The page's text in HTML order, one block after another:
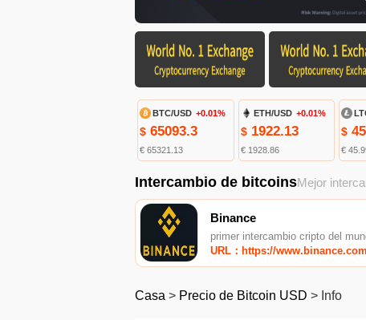
BTC/USD +0.01%
$ 65093.3
€ 65321.13
ETH/USD +0.01%
$1922.13
€ 1928.86
$
€
Intercambio de bitcoinsMejor
Binance
primer intercambio cripto del
URL：https://www.binance.com
Casa > Precio de Bitcoin USD > Info